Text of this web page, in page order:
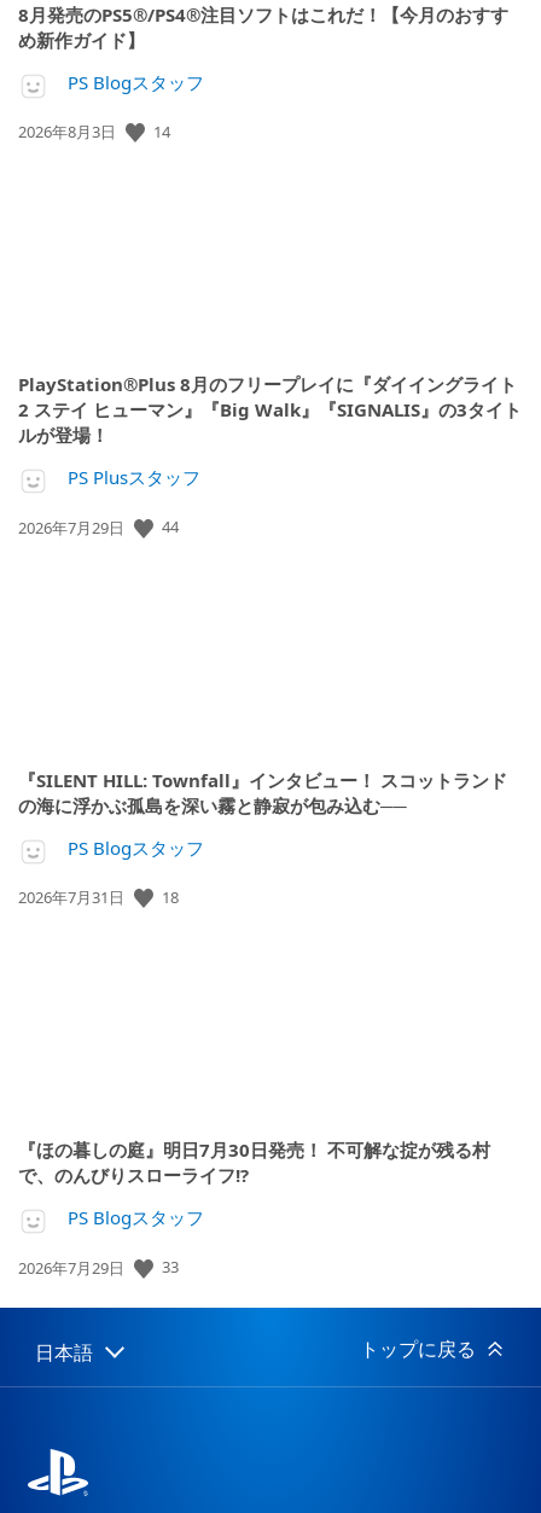
8月発売のPS5®/PS4®注目ソフトはこれだ！【今月のおすす
め新作ガイド】
PS Blogスタッフ
公
2026年8月3日 14
PlayStation®Plus 8月のフリープレイに『ダイイングライト
2 ステイ ヒューマン』『Big Walk』『SIGNALIS』の3タイト
ルが登場！
PS Plusスタッフ
公
2026年7月29日 44
『SILENT HILL: Townfall』インタビュー！ スコットランド
の海に浮かぶ孤島を深い霧と静寂が包み込む──
PS Blogスタッフ
公
2026年7月31日 18
『ほの暮しの庭』明日7月30日発売！ 不可解な掟が残る村
で、のんびりスローライフ!?
PS Blogスタッフ
公
日:
2026年7月29日 33
Select
Current
日本語 トップに戻る